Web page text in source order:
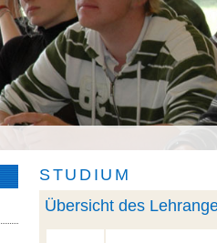
STUDIUM
Übersicht des